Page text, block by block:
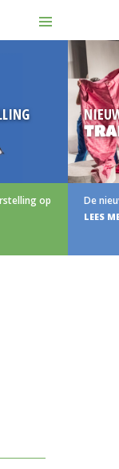
op
NIEUW
De
LEES